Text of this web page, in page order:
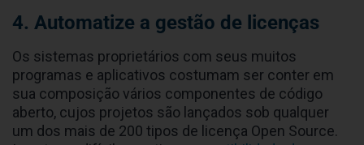
4. Automatize a gestão de licenças
Os sistemas proprietários com seus muitos
programas e aplicativos costumam ser conter em
sua composição vários componentes de código
aberto, cujos projetos são lançados sob qualquer
um dos mais de 200 tipos de licença Open Source.